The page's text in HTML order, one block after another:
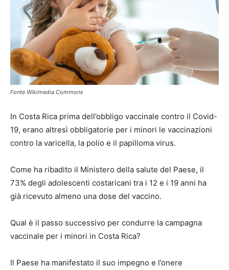
Fonte Wikimedia Commons
In Costa Rica prima dell’obbligo vaccinale contro il Covid-
19, erano altresì obbligatorie per i minori le vaccinazioni
contro la varicella, la polio e il papilloma virus.
Come ha ribadito il Ministero della salute del Paese, il
73% degli adolescenti costaricani tra i 12 e i 19 anni ha
già ricevuto almeno una dose del vaccino.
Qual è il passo successivo per condurre la campagna
vaccinale per i minori in Costa Rica?
Il Paese ha manifestato il suo impegno e l’onere